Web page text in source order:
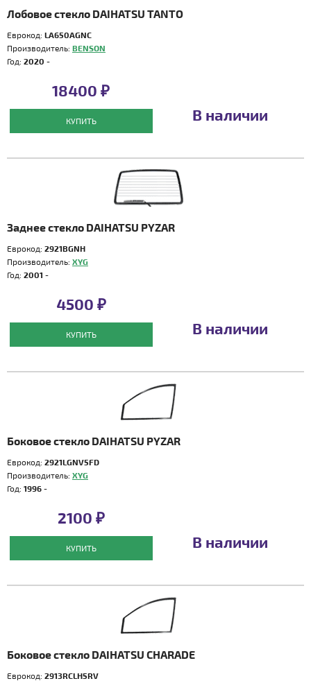
Лобовое стекло DAIHATSU TANTO
Еврокод: LA650AGNC
Производитель: BENSON
Год: 2020 -
18400 ₽
КУПИТЬ В наличии
Заднее стекло DAIHATSU PYZAR
Еврокод: 2921BGNH
Производитель: XYG
Год: 2001 -
4500 ₽
КУПИТЬ В наличии
Боковое стекло DAIHATSU PYZAR
Еврокод: 2921LGNV5FD
Производитель: XYG
Год: 1996 -
2100 ₽
КУПИТЬ В наличии
Боковое стекло DAIHATSU CHARADE
Еврокод: 2913RCLH5RV